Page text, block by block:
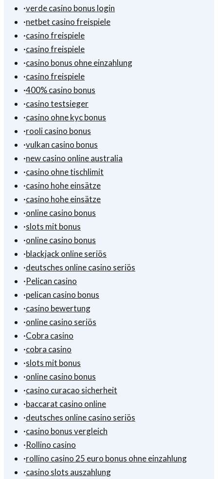
·verde casino bonus login
·netbet casino freispiele
·casino freispiele
·casino freispiele
·casino bonus ohne einzahlung
·casino freispiele
·400% casino bonus
·casino testsieger
·casino ohne kyc bonus
·rooli casino bonus
·vulkan casino bonus
·new casino online australia
·casino ohne tischlimit
·casino hohe einsätze
·casino hohe einsätze
·online casino bonus
·slots mit bonus
·online casino bonus
·blackjack online seriös
·deutsches online casino seriös
·Pelican casino
·pelican casino bonus
·casino bewertung
·online casino seriös
·Cobra casino
·cobra casino
·slots mit bonus
·online casino bonus
·casino curacao sicherheit
·baccarat casino online
·deutsches online casino seriös
·casino bonus vergleich
·Rollino casino
·rollino casino 25 euro bonus ohne einzahlung
·casino slots auszahlung